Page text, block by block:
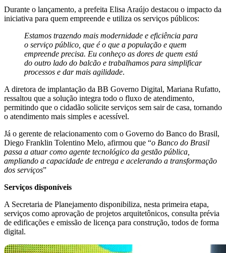
Durante o lançamento, a prefeita Elisa Araújo destacou o impacto da
iniciativa para quem empreende e utiliza os serviços públicos:
Estamos trazendo mais modernidade e eficiência para
o serviço público, que é o que a população e quem
empreende precisa. Eu conheço as dores de quem está
do outro lado do balcão e trabalhamos para simplificar
processos e dar mais agilidade.
A diretora de implantação da BB Governo Digital, Mariana Rufatto,
ressaltou que a solução integra todo o fluxo de atendimento,
permitindo que o cidadão solicite serviços sem sair de casa, tornando
o atendimento mais simples e acessível.
Já o gerente de relacionamento com o Governo do Banco do Brasil,
Diego Franklin Tolentino Melo, afirmou que “o Banco do Brasil
passa a atuar como agente tecnológico da gestão pública,
ampliando a capacidade de entrega e acelerando a transformação
dos serviços”
Serviços disponíveis
A Secretaria de Planejamento disponibiliza, nesta primeira etapa,
serviços como aprovação de projetos arquitetônicos, consulta prévia
de edificações e emissão de licença para construção, todos de forma
digital.